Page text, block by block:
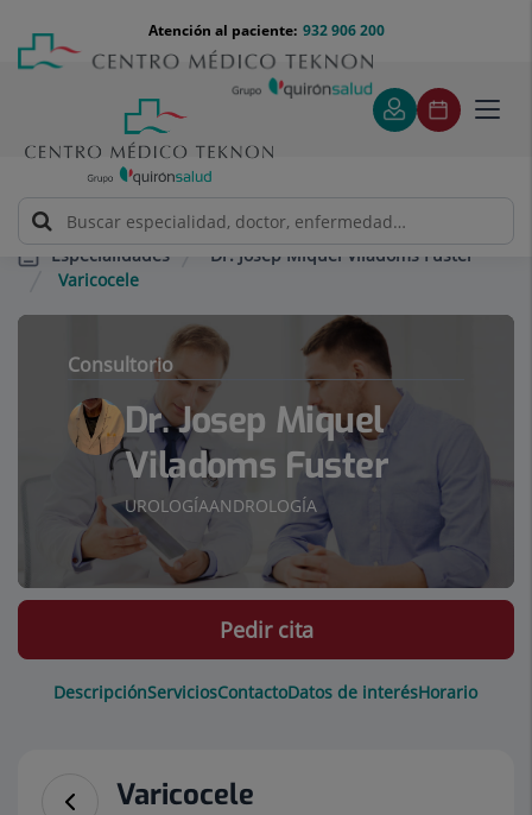
contenido
Menú
teléfono
cabecera
932 906 200
Atención al paciente:
Especialidades
Dr. Josep Miquel Viladoms Fuster
Varicocele
Consultorio
Dr. Josep Miquel
Viladoms Fuster
UROLOGÍAANDROLOGÍA
DescripciónServiciosContactoDatos de interésHorario
Pedir cita
Varicocele